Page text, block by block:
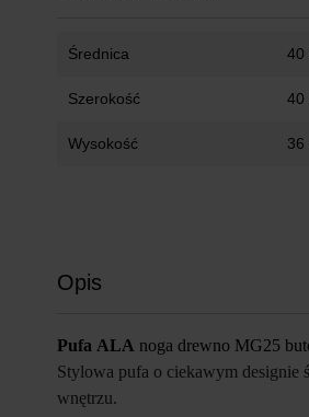
Średnica 40
Szerokość 40
Wysokość 36
Opis
Pufa ALA noga drewno MG25
Stylowa pufa o ciekawym designie
wnętrzu.